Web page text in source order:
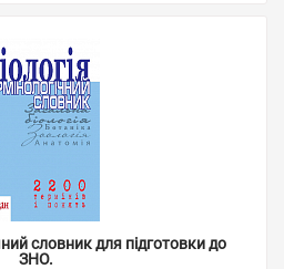
словник для підготовки до
ЗНО.